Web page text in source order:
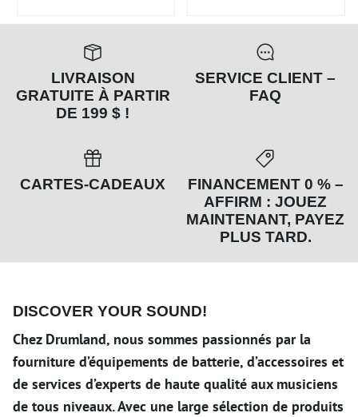
LIVRAISON
GRATUITE À PARTIR
DE 199 $ !
SERVICE CLIENT –
FAQ
CARTES-CADEAUX
FINANCEMENT 0 % –
AFFIRM : JOUEZ
MAINTENANT, PAYEZ
PLUS TARD.
DISCOVER YOUR SOUND!
Chez Drumland, nous sommes passionnés par la
fourniture d’équipements de batterie, d’accessoires et
de services d’experts de haute qualité aux musiciens
de tous niveaux. Avec une large sélection de produits